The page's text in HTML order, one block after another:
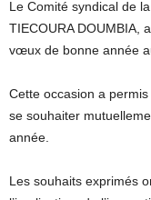
Le Comité syndical de
TIECOURA DOUMBIA,
vœux de bonne année
Cette occasion a
se souhaiter
année.
Les souhaits exprimés